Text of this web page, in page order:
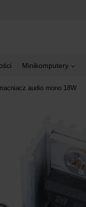
Minikomputery
audio mono 18W